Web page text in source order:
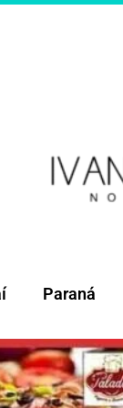
Paraná